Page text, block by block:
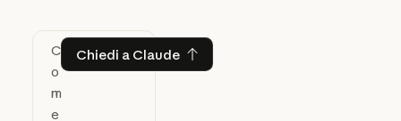
Chiedi a ClaudeChiedi a Claude